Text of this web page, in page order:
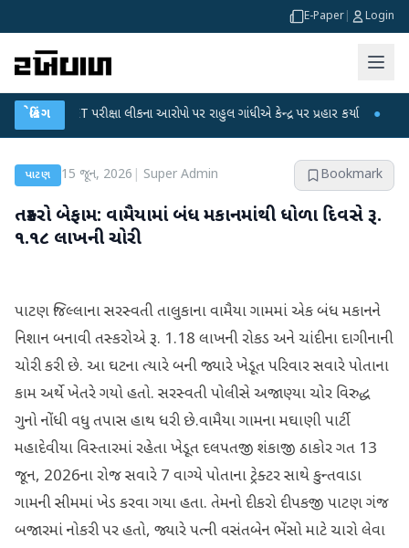
E-Paper Login
બ્રેકિંગ
NET પરીક્ષા લીકના આરોપો પર રાહુલ ગાંધીએ કેન્દ્ર પર પ્રહાર કર્યા ●
પાટણ 15 જૂન, 2026 Super Admin Bookmark
તસ્કરો બેફામ: વામૈયામાં બંધ મકાનમાંથી ધોળા દિવસે રૂ.
૧.૧૮ લાખની ચોરી
પાટણ જિલ્લાના સરસ્વતી તાલુકાના વામૈયા ગામમાં એક બંધ મકાનને
નિશાન બનાવી તસ્કરોએ રૂ. 1.18 લાખની રોકડ અને ચાંદીના દાગીનાની
ચોરી કરી છે. આ ઘટના ત્યારે બની જ્યારે ખેડૂત પરિવાર સવારે પોતાના
કામ અર્થે ખેતરે ગયો હતો. સરસ્વતી પોલીસે અજાણ્યા ચોર વિરુદ્ધ
ગુનો નોંધી વધુ તપાસ હાથ ધરી છે.વામૈયા ગામના મઘાણી પાર્ટી
મહાદેવીયા વિસ્તારમાં રહેતા ખેડૂત દલપતજી શંકાજી ઠાકોર ગત 13
જૂન, 2026ના રોજ સવારે 7 વાગ્યે પોતાના ટ્રેક્ટર સાથે કુન્તવાડા
ગામની સીમમાં ખેડ કરવા ગયા હતા. તેમનો દીકરો દીપકજી પાટણ ગંજ
બજારમાં નોકરી પર હતો, જ્યારે પત્ની વસંતબેન ભેંસો માટે ચારો લેવા